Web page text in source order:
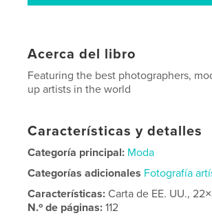
Acerca del libro
Featuring the best photographers,
up artists in the world
Características y detalles
Categoría principal: Moda
Categorías adicionales Fotografía
Características:Carta de EE. UU.,
N.º de páginas:112